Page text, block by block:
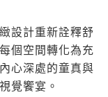
設計重新詮釋舒
個空間轉化為充
心深處的童真與
覺饗宴。